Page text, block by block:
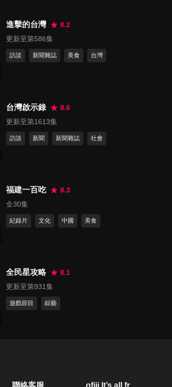
第137集 研究生校際對抗賽2
48
第139集 研究生校際對抗賽4
分鐘
終戰
第142集 最聰明的高階經理人2
48
進擊的台灣
8.2
更新至第586集
訪談 新聞雜誌 美食 台灣
台灣啟示錄
8.6
更新至第1613集
訪談 新聞 新聞雜誌 社會
福建一百吃
8.3
全30集
紀錄片 文化 中國 美食
全民星攻略
8.1
更新至第931集
遊戲節目 綜藝
聯絡客服